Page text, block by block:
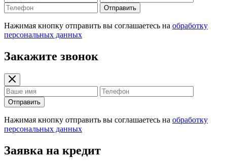
Отправить
Нажимая кнопку отправить вы соглашаетесь на обработку
персональных данных
Закажите звонок
Отправить
Нажимая кнопку отправить вы соглашаетесь на обработку
персональных данных
Заявка на кредит